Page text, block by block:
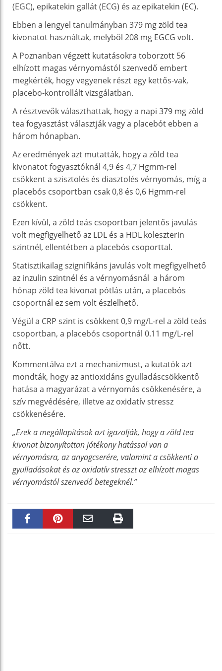
(EGC), epikatekin gallát (ECG) és az epikatekin (EC).
Ebben a lengyel tanulmányban 379 mg zöld tea
kivonatot használtak, melyből 208 mg EGCG volt.
A Poznanban végzett kutatásokra toborzott 56
elhízott magas vérnyomástól szenvedő embert
megkérték, hogy vegyenek részt egy kettős-vak,
placebo-kontrollált vizsgálatban.
A résztvevők választhattak, hogy a napi 379 mg zöld
tea fogyasztást választják vagy a placebót ebben a
három hónapban.
Az eredmények azt mutatták, hogy a zöld tea
kivonatot fogyasztóknál 4,9 és 4,7 Hgmm-rel
csökkent a szisztolés és diasztolés vérnyomás, míg a
placebós csoportban csak 0,8 és 0,6 Hgmm-rel
csökkent.
Ezen kívül, a zöld teás csoportban jelentős javulás
volt megfigyelhető az LDL és a HDL koleszterin
szintnél, ellentétben a placebós csoporttal.
Statisztikailag szignifikáns javulás volt megfigyelhető
az inzulin szintnél és a vérnyomásnál a három
hónap zöld tea kivonat pótlás után, a placebós
csoportnál ez sem volt észlelhető.
Végül a CRP szint is csökkent 0,9 mg/L-rel a zöld teás
csoportban, a placebós csoportnál 0.11 mg/L-rel
nőtt.
Kommentálva ezt a mechanizmust, a kutatók azt
mondták, hogy az antioxidáns gyulladáscsökkentő
hatása a magyarázat a vérnyomás csökkenésére, a
szív megvédésére, illetve az oxidatív stressz
csökkenésére.
„Ezek a megállapítások azt igazolják, hogy a zöld tea
kivonat bizonyítottan jótékony hatással van a
vérnyomásra, az anyagcserére, valamint a csökkenti a
gyulladásokat és az oxidatív stresszt az elhízott magas
vérnyomástól szenvedő betegeknél.”